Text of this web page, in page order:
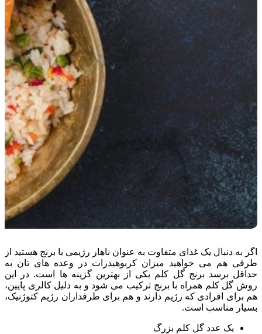
اگر به دنبال یک غذای متفاوت به عنوان ناهار رژیمی با برنج هستید از
طرفی هم می خواهید میزان کربوهیدرات در وعده های تان به
حداقل برسد برنج گل کلم یکی از بهترین گزینه ها است. در این
روش گل کلم همراه با برنج ترکیب می شود و به دلیل کالری پایین،
هم برای افرادی که رژیم دارند و هم برای طرفداران رژیم کتوژنیک،
بسیار مناسب است.
یک عدد گل کلم بزرگ